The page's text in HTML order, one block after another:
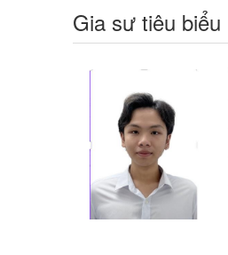
Gia sư tiêu biểu